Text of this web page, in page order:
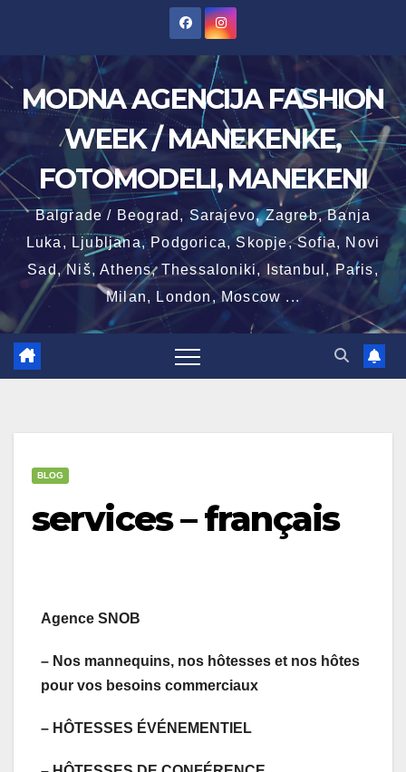
content
MODNA AGENCIJA FASHION
WEEK / MANEKENKE,
FOTOMODELI, MANEKENI
Balgrade / Beograd, Sarajevo, Zagreb, Banja
Luka, Ljubljana, Podgorica, Skopje, Sofia, Novi
Sad, Niš, Athens, Thessaloniki, Istanbul, Paris,
Milan, London, Moscow ...
BLOG
services – français
Agence SNOB
– Nos mannequins, nos hôtesses et nos hôtes
pour vos besoins commerciaux
– HÔTESSES ÉVÉNEMENTIEL